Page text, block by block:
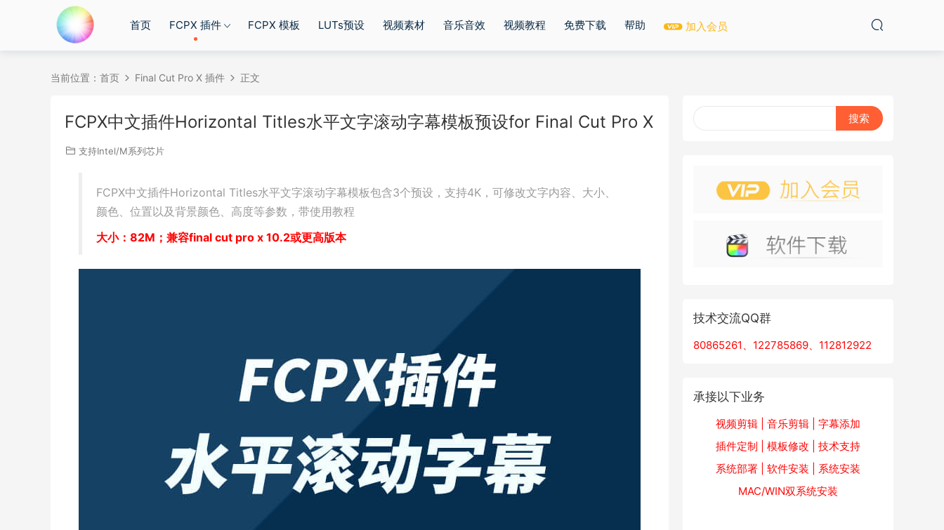
首页 FCPX 插件 FCPX 模板 LUTs预设 视频素材 音乐音效 视频教程 免费下载 帮助 加入会员
当前位置： 首页 Final Cut Pro X 插件 正文
FCPX中文插件Horizontal Titles水平文字滚动字幕模板预设for Final Cut Pro X
支持Intel/M系列芯片
FCPX中文插件Horizontal Titles水平文字滚动字幕模板包含3个预设，支持4K，可修改文字内容、大小、
颜色、位置以及背景颜色、高度等参数，带使用教程
大小：82M；兼容final cut pro x 10.2或更高版本
技术交流QQ群
80865261、122785869、112812922
承接以下业务
视频剪辑 | 音乐剪辑 | 字幕添加
插件定制 | 模板修改 | 技术支持
系统部署 | 软件安装 | 系统安装
MAC/WIN双系统安装